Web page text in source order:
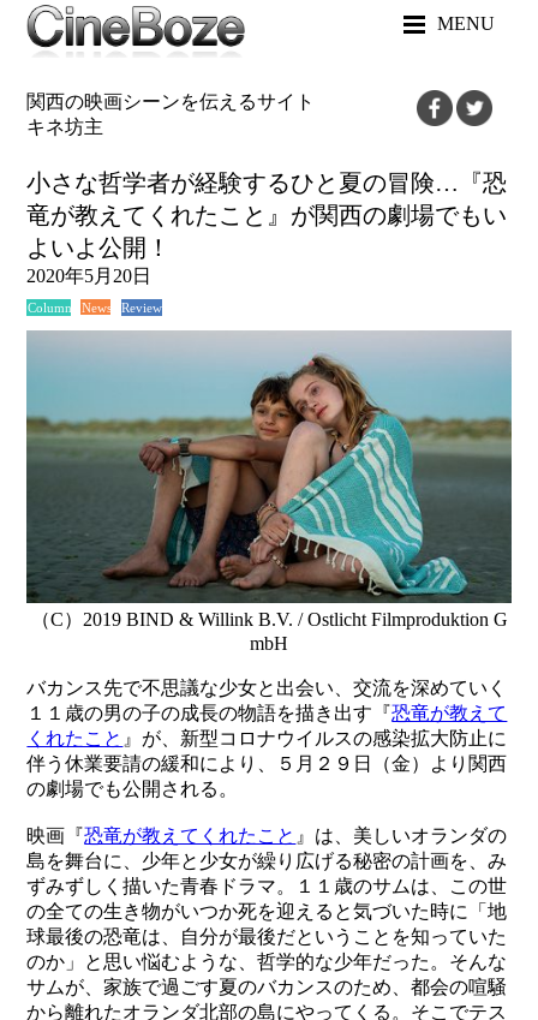
MENU
関西の映画シーンを伝えるサイト
キネ坊主
小さな哲学者が経験するひと夏の冒険…『恐
竜が教えてくれたこと』が関西の劇場でもい
よいよ公開！
2020年5月20日
Column News Review
（C）2019 BIND & Willink B.V. / Ostlicht Filmproduktion G
mbH
バカンス先で不思議な少女と出会い、交流を深めていく
１１歳の男の子の成長の物語を描き出す『恐竜が教えて
くれたこと 』が、新型コロナウイルスの感染拡大防止に
伴う休業要請の緩和により、５月２９日（金）より関西
の劇場でも公開される。
映画『恐竜が教えてくれたこと 』は、美しいオランダの
島を舞台に、少年と少女が繰り広げる秘密の計画を、み
ずみずしく描いた青春ドラマ。１１歳のサムは、この世
の全ての生き物がいつか死を迎えると気づいた時に「地
球最後の恐竜は、自分が最後だということを知っていた
のか」と思い悩むような、哲学的な少年だった。そんな
サムが、家族で過ごす夏のバカンスのため、都会の喧騒
から離れたオランダ北部の島にやってくる。そこでテス